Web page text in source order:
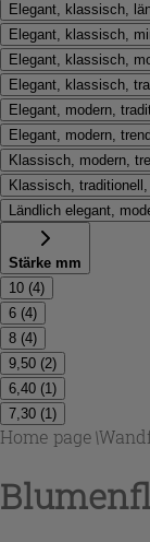
Elegant, klassisch,
Elegant, klassisch,
Elegant, klassisch,
Elegant, klassisch,
Elegant, modern,
Elegant, modern, trend
Klassisch, modern,
Klassisch,
Ländlich elegant,
Stärke mm
10 (4)
6 (4)
8 (4)
9,50 (2)
6,40 (1)
7,30 (1)
Home page\